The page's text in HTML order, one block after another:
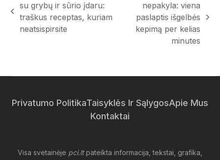
previous
post:
su grybų ir sūrio įdaru:
traškus receptas, kuriam
neatsispirsite
next
post:
nepakyla: viena
paslaptis išgelbės
kepimą per kelias
minutes
Privatumo PolitikaTaisyklės Ir SąlygosApie Mus
Kontaktai
Visa svetainėje pci.ltpateikta informacija, tekstai, grafika,